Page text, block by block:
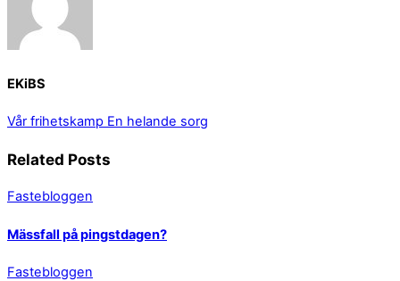
EKiBS
Vår frihetskamp En helande sorg
Related Posts
Fastebloggen
Mässfall på pingstdagen?
Fastebloggen